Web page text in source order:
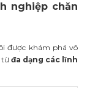
nghiệp chăn
được khám phá vô
từ đa dạng các lĩnh